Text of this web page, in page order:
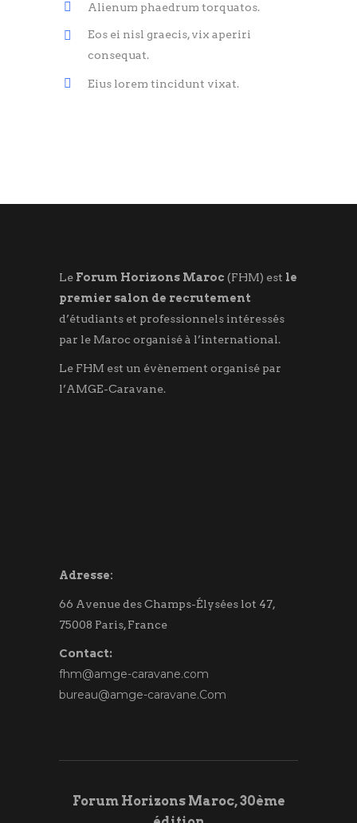
Alienum phaedrum torquatos.
Eos ei nisl graecis, vix aperiri
consequat.
Eius lorem tincidunt vixat.
Le Forum Horizons Maroc (FHM) est le
premier salon de recrutement
d’étudiants et professionnels intéressés
par le Maroc organisé à l’international.
Le FHM est un évènement organisé par
l’AMGE-Caravane.
Adresse:
66 Avenue des Champs-Élysées lot 47,
75008 Paris, France
Contact:
fhm@amge-caravane.com
bureau@amge-caravane.Com
Forum Horizons Maroc, 30ème